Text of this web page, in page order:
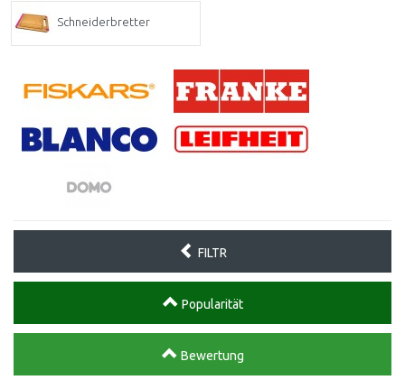
Schneiderbretter
FILTR
Popularität
Bewertung